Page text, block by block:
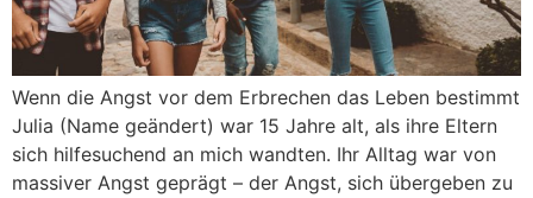
Wenn die Angst vor dem Erbrechen das Leben bestimmt
Julia (Name geändert) war 15 Jahre alt, als ihre Eltern
sich hilfesuchend an mich wandten. Ihr Alltag war von
massiver Angst geprägt – der Angst, sich übergeben zu